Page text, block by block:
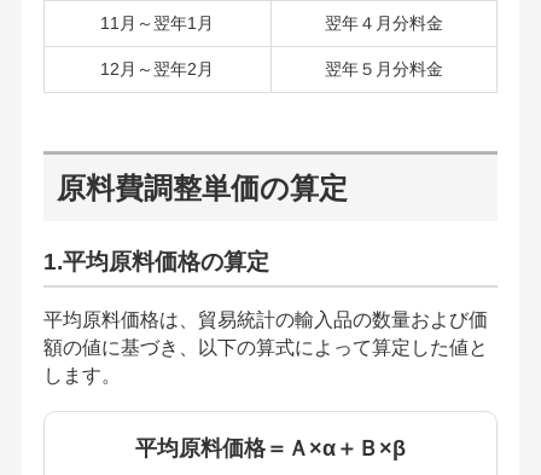
11月～翌年1月 翌年４月分料金
12月～翌年2月 翌年５月分料金
原料費調整単価の算定
1.平均原料価格の算定
平均原料価格は、貿易統計の輸入品の数量および価
額の値に基づき、以下の算式によって算定した値と
します。
平均原料価格＝Ａ×α＋Ｂ×β